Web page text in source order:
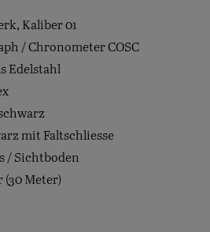
Kaliber 01
/ Chronometer COSC
Edelstahl
mit Faltschliesse
/ Sichtboden
(30 Meter)